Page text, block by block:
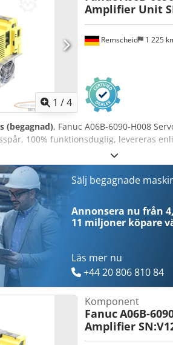
kylare, kylsystem för maskiner, S&A
speglar för lasermaskin.
1 /4
Remscheid 1 225
Amplifier Unit
(begagnad), Fanuc A06B-6090-H008
100% funktionsduglig, levereras
Sälj begagnade
Annonsera nu från
11 miljoner köpare
Läs mer nu
+44 20 806 810 84
Komponent
FanucA06B-
Amplifier